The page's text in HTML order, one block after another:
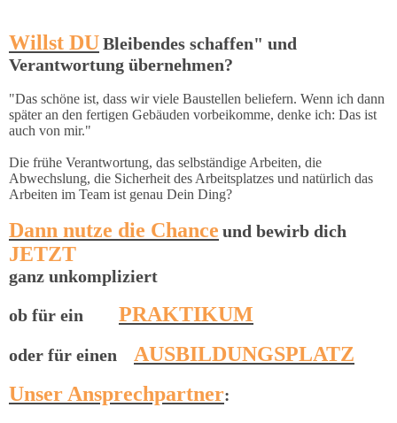
Willst DUBleibendes schaffen" und
Verantwortung übernehmen?
"Das schöne ist, dass wir viele Baustellen beliefern. Wenn ich dann
später an den fertigen Gebäuden vorbeikomme, denke ich: Das ist
auch von mir."
Die frühe Verantwortung, das selbständige Arbeiten, die
Abwechslung, die Sicherheit des Arbeitsplatzes und natürlich das
Arbeiten im Team ist genau Dein Ding?
Dann nutze die Chance und bewirb dich
JETZT
ganz unkompliziert
ob für ein
PRAKTIKUM
oder für einen
AUSBILDUNGSPLATZ
Unser Ansprechpartner: